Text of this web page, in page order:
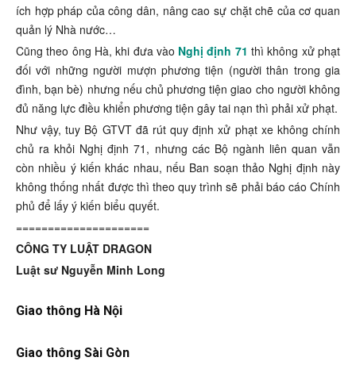
ích hợp pháp của công dân, nâng cao sự chặt chẽ của cơ quan
quản lý Nhà nước…
Cũng theo ông Hà, khi đưa vào Nghị định 71 thì không xử phạt
đối với những người mượn phương tiện (người thân trong gia
đình, bạn bè) nhưng nếu chủ phương tiện giao cho người không
đủ năng lực điều khiển phương tiện gây tai nạn thì phải xử phạt.
Như vậy, tuy Bộ GTVT đã rút quy định xử phạt xe không chính
chủ ra khỏi Nghị định 71, nhưng các Bộ ngành liên quan vẫn
còn nhiều ý kiến khác nhau, nếu Ban soạn thảo Nghị định này
không thống nhất được thì theo quy trình sẽ phải báo cáo Chính
phủ để lấy ý kiến biểu quyết.
=====================
CÔNG TY LUẬT DRAGON
Luật sư Nguyễn Minh Long
Giao thông Hà Nội
Giao thông Sài Gòn